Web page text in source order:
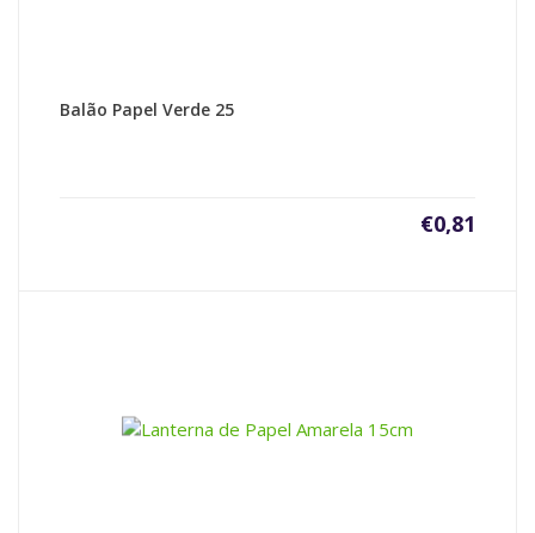
Balão Papel Verde 25
€0,81